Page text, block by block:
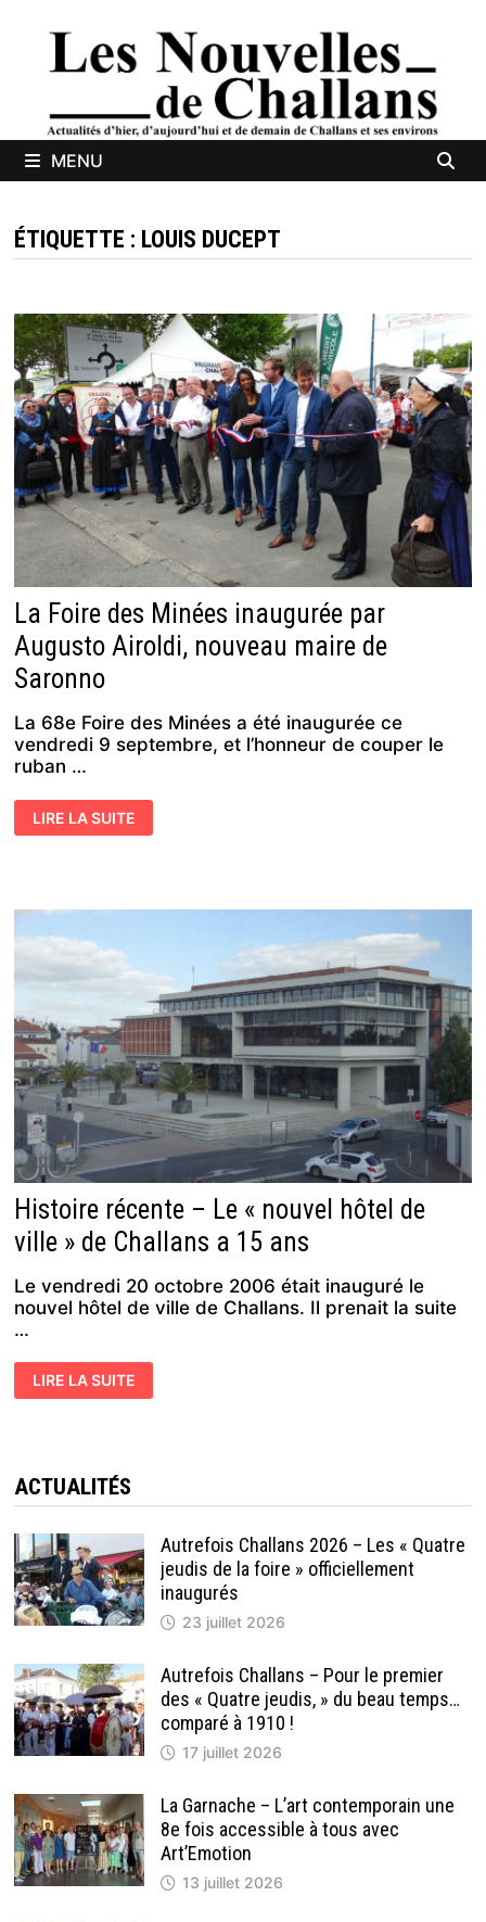
MENU
ÉTIQUETTE : LOUIS DUCEPT
La Foire des Minées inaugurée par
Augusto Airoldi, nouveau maire de
Saronno
La 68e Foire des Minées a été inaugurée ce
vendredi 9 septembre, et l’honneur de couper le
ruban …
LA
FOIRE
AIROLDI,
NOUVEAU
DE
SARONNO
LIRE LA SUITE
Histoire récente – Le « nouvel hôtel de
ville » de Challans a 15 ans
Le vendredi 20 octobre 2006 était inauguré le
nouvel hôtel de ville de Challans. Il prenait la suite
…
HISTOIRE
RÉCENTE
DE
VILLE
»
CHALLANS
A
15
ANS
LIRE LA SUITE
ACTUALITÉS
Autrefois Challans 2026 – Les « Quatre
jeudis de la foire » officiellement
inaugurés
23 juillet 2026
Autrefois Challans – Pour le premier
des « Quatre jeudis, » du beau temps…
comparé à 1910 !
17 juillet 2026
La Garnache – L’art contemporain une
8e fois accessible à tous avec
Art’Emotion
13 juillet 2026